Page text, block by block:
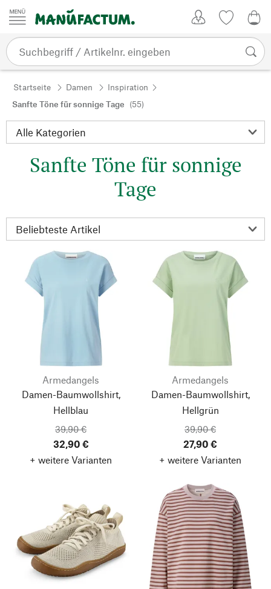
Zum Inhalt springen
Startseite Damen
Inspiration
Sanfte Töne für sonnige Tage (55)
Sanfte Töne für sonnige
Tage
Armedangels
Damen-Baumwollshirt,
Hellblau
39,90 €
32,90 €
+ weitere Varianten
Armedangels
Damen-Baumwollshirt,
Hellgrün
39,90 €
27,90 €
+ weitere Varianten